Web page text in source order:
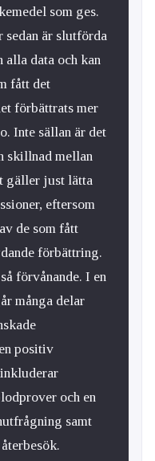
som ges.
sedan är slutförda
alla data och kan
fått det
förbättrats mer
Inte sällan är det
skillnad mellan
gäller just lätta
eftersom
de som fått
förbättring.
förvånande. I en
många delar
positiv
och en
samt